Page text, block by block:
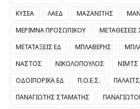
ΚΥΣΕΑ
ΛΑΕΔ ΜΑΖΑΝΙΤΗΣ
ΜΕΡΙΜΝΑ ΠΡΟΣΩΠΙΚΟΥ
ΜΕΤΑΘΕΣΕΙΣ
ΜΕΤΑΤΑΞΕΙΣ ΕΔ
ΜΠΛΑΒΕΡΗΣ
ΝΑΣΤΟΣ
ΝΙΚΟΛΟΠΟΥΛΟΣ ΝΙΜΤΣ
ΟΔΟΙΠΟΡΙΚΑ ΕΔ
Π.Ο.Ε.Σ.
ΠΑΝΑΓΙΩΤΗΣ ΣΤΑΜΑΤΗΣ